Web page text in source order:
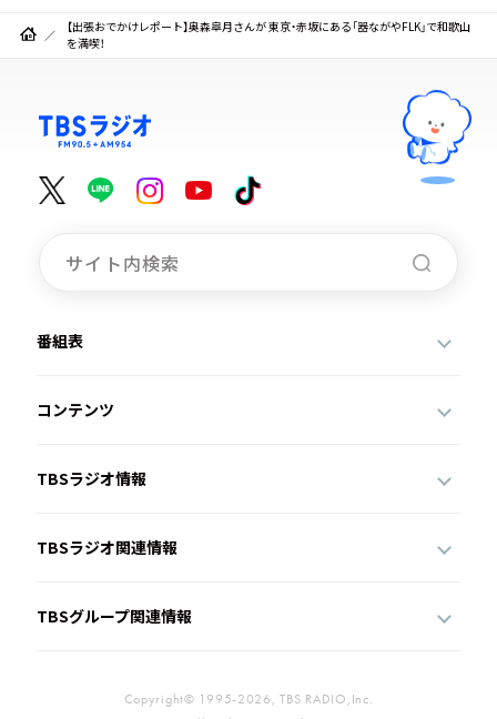
【出張おでかけレポート】奥森皐月さんが 東京・赤坂にある「器ながやFLK」で和歌山
を満喫！
番組表
コンテンツ
TBSラジオ情報
TBSラジオ関連情報
TBSグループ関連情報
Copyright© 1995-2026, TBS RADIO,Inc.